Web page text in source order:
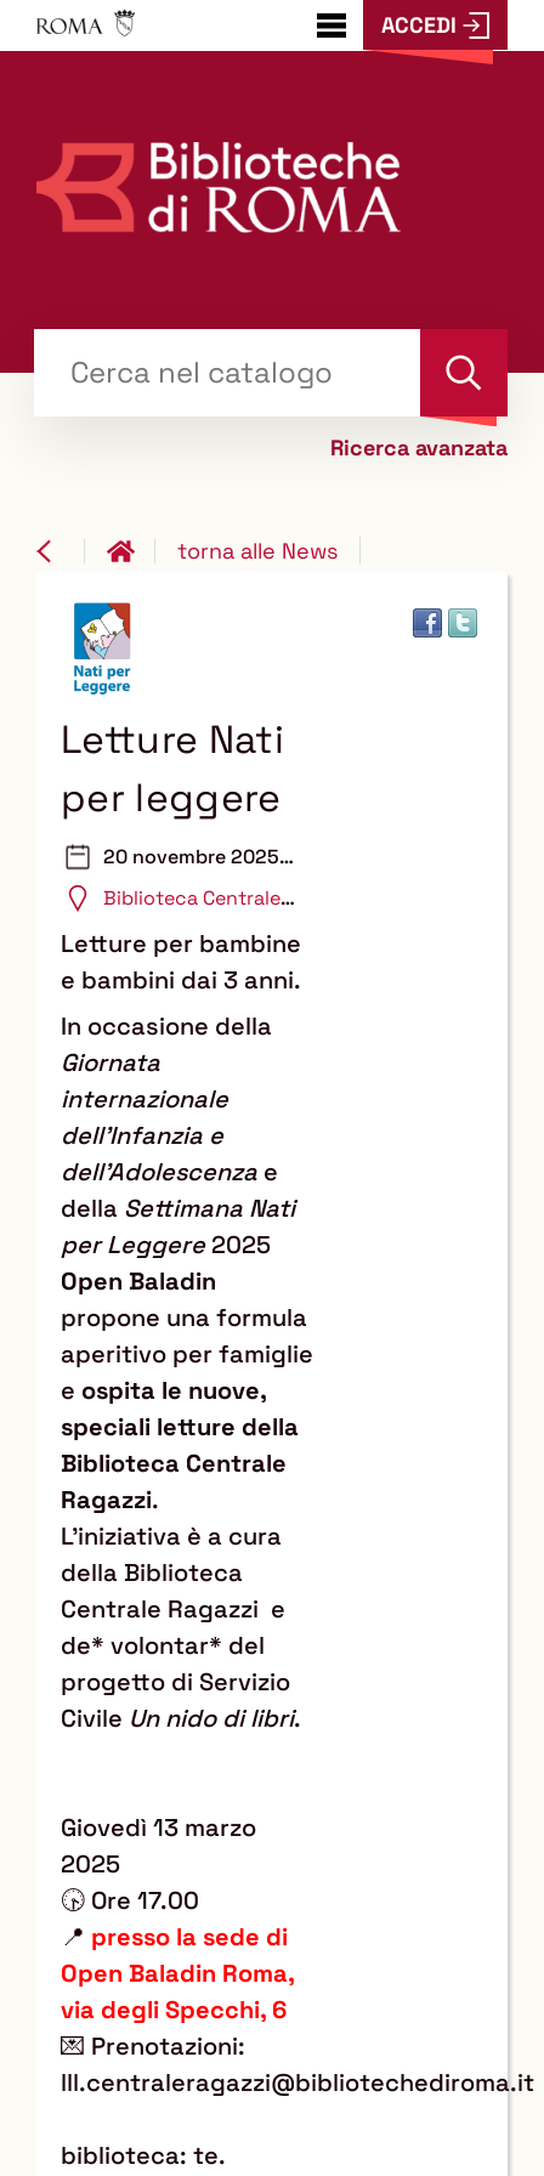
???
menu.button???
ACCEDI
il tuo libro "Catalogo"
Cerca
Ricerca avanzata
torna alle News
Letture Nati
per leggere
20 novembre 2025
ore 17:00
Biblioteca Centrale
Letture per bambine
e bambini dai 3 anni.
In occasione della
Giornata
internazionale
dell'Infanzia e
dell'Adolescenza e
della Settimana Nati
per Leggere2025
Open Baladin
propone una formula
aperitivo per famiglie
e ospita le nuove,
speciali letture della
Biblioteca Centrale
Ragazzi.
L'iniziativa è a cura
della Biblioteca
Centrale Ragazzi e
de* volontar* del
progetto di Servizio
Civile Un nido di libri.
Giovedì 13 marzo
2025
🕟 Ore 17.00
📍 presso la sede di
Open Baladin Roma,
via degli Specchi, 6
💌 Prenotazioni:
lll.centraleragazzi@bibliotechediroma.it
biblioteca: te.